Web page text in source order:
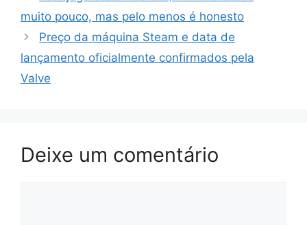
muito pouco, mas pelo menos é honesto
Preço da máquina Steam e data de
lançamento oficialmente confirmados pela
Valve
Deixe um comentário